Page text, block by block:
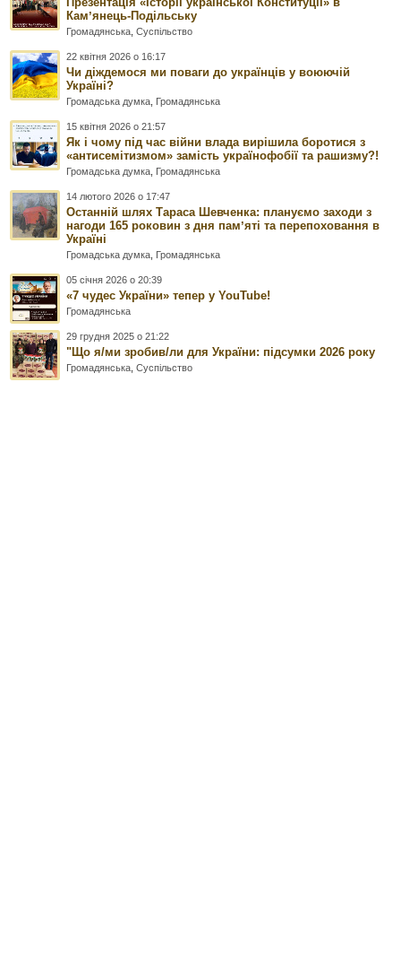
Камʼянець-Подільську
Громадянська ,Суспільство
22 квітня 2026 о 16:17
Чи діждемося ми поваги до українців у воюючій
Україні?
Громадська думка Громадянська
15 квітня 2026 о 21:57
Як і чому під час війни влада вирішила боротися з
«антисемітизмом» замість українофобії та рашизму?!
Громадська думка Громадянська
14 лютого 2026 о 17:47
Останній шлях Тараса Шевченка: плануємо заходи з
нагоди 165 роковин з дня памʼяті та перепоховання в
Україні
Громадська думка Громадянська
05 січня 2026 о 20:39
«7 чудес України» тепер у YouTube!
Громадянська
29 грудня 2025 о 21:22
"Що я/ми зробив/ли для України: підсумки 2026 року
Громадянська ,Суспільство